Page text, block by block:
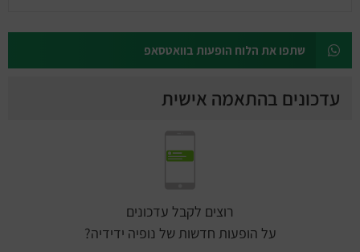
שתפו את הלוח הופעות בוואטסאפ
עדכונים בהתאמה אישית
רוצים לקבל עדכונים
על הופעות חדשות של נופיה ידידיה?